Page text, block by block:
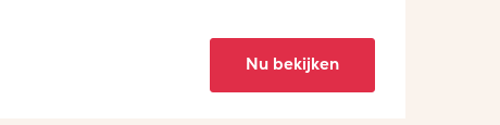
Nu bekijken